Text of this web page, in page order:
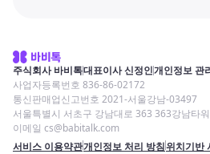
주식회사 바비톡대표이사 신정인개인정보 관
사업자등록번호 836-86-02172
통신판매업신고번호 2021-서울강남-03497
서울특별시 서초구 강남대로 363 363강남타
이메일 cs@babitalk.com
서비스 이용약관개인정보 처리 방침위치기반